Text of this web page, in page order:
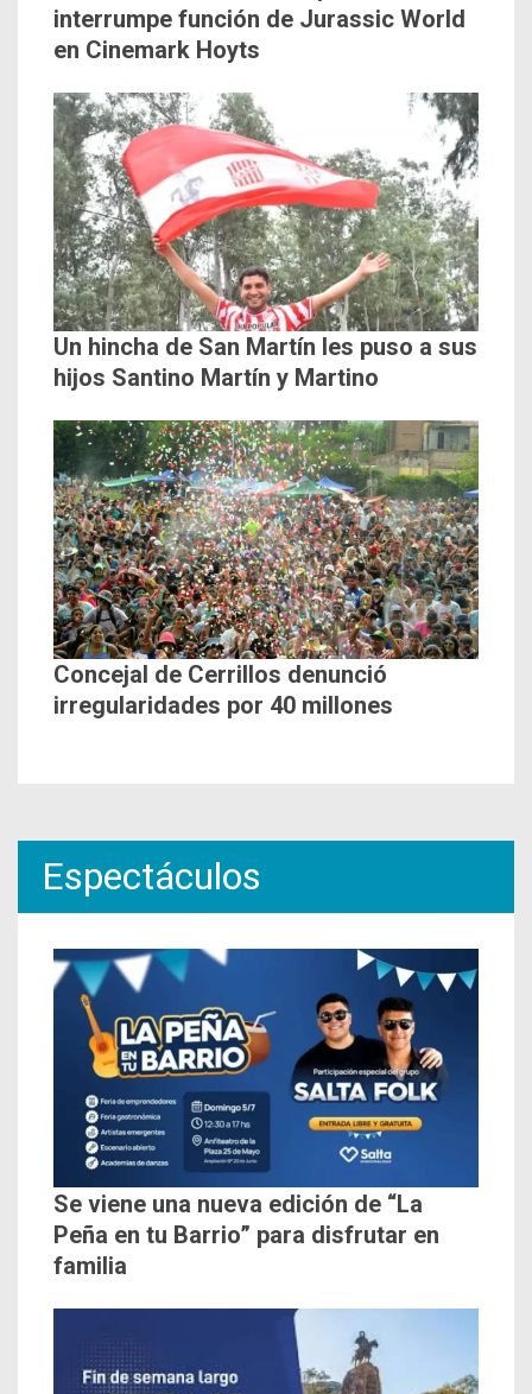
interrumpe función de Jurassic World
en Cinemark Hoyts
Un hincha de San Martín les puso a sus
hijos Santino Martín y Martino
Concejal de Cerrillos denunció
irregularidades por 40 millones
Espectáculos
Se viene una nueva edición de “La
Peña en tu Barrio” para disfrutar en
familia